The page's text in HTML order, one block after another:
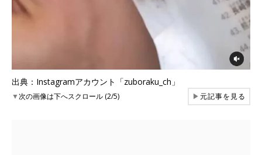
出典：Instagramアカウント「zuboraku_ch」
▼次の画像は下へスクロール (2/5) ▶元記事を見る